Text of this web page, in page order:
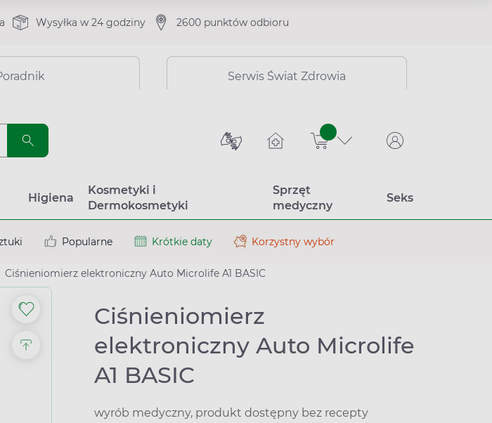
Wysyłka w 24 godziny 2600 punktów odbioru
Serwis Świat Zdrowia
sztuk
Higiena
Kosmetyki i
Dermokosmetyki
Sprzęt
medyczny
Seks
Popularne Krótkie daty Korzystny wybór
Ciśnieniomierz elektroniczny Auto Microlife A1 BASIC
Ciśnieniomierz
elektroniczny Auto Microlife
A1 BASIC
wyrób medyczny, produkt dostępny bez recepty